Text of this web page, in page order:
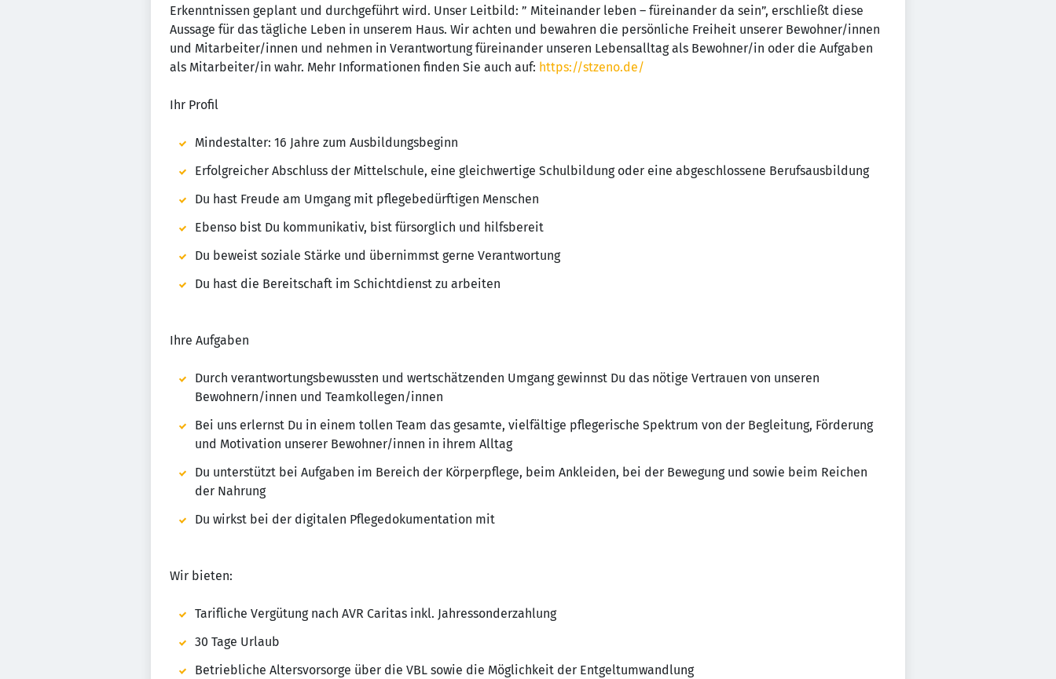
Erkenntnissen geplant und durchgeführt wird. Unser Leitbild: ” Miteinander leben – füreinander da sein”, erschließt diese
Aussage für das tägliche Leben in unserem Haus. Wir achten und bewahren die persönliche Freiheit unserer Bewohner/innen
und Mitarbeiter/innen und nehmen in Verantwortung füreinander unseren Lebensalltag als Bewohner/in oder die Aufgaben
als Mitarbeiter/in wahr. Mehr Informationen finden Sie auch auf: https://stzeno.de/
Ihr Profil
Mindestalter: 16 Jahre zum Ausbildungsbeginn
Erfolgreicher Abschluss der Mittelschule, eine gleichwertige Schulbildung oder eine abgeschlossene Berufsausbildung
Du hast Freude am Umgang mit pflegebedürftigen Menschen
Ebenso bist Du kommunikativ, bist fürsorglich und hilfsbereit
Du beweist soziale Stärke und übernimmst gerne Verantwortung
Du hast die Bereitschaft im Schichtdienst zu arbeiten
Ihre Aufgaben
Durch verantwortungsbewussten und wertschätzenden Umgang gewinnst Du das nötige Vertrauen von unseren
Bewohnern/innen und Teamkollegen/innen
Bei uns erlernst Du in einem tollen Team das gesamte, vielfältige pflegerische Spektrum von der Begleitung, Förderung
und Motivation unserer Bewohner/innen in ihrem Alltag
Du unterstützt bei Aufgaben im Bereich der Körperpflege, beim Ankleiden, bei der Bewegung und sowie beim Reichen
der Nahrung
Du wirkst bei der digitalen Pflegedokumentation mit
Wir bieten:
Tarifliche Vergütung nach AVR Caritas inkl. Jahressonderzahlung
30 Tage Urlaub
Betriebliche Altersvorsorge über die VBL sowie die Möglichkeit der Entgeltumwandlung